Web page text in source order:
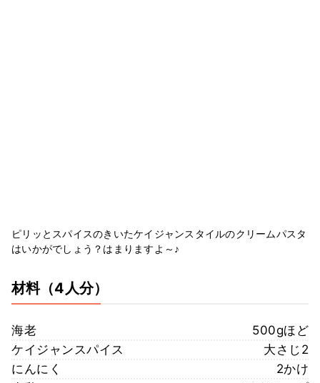
ピリッとスパイスのきいたケイジャンスタイルのクリームパスタ
はいかがでしょう？はまりますよ～♪
材料（4人分）
海老
500gほど
ケイジャンスパイス
大さじ2
にんにく
2かけ